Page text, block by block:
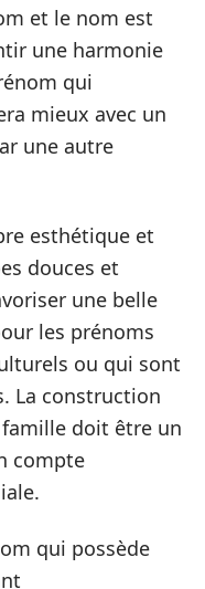
et le nom est
une harmonie
qui
mieux avec un
une autre
esthétique et
douces et
une belle
les prénoms
ou qui sont
La construction
famille doit être un
compte
qui possède